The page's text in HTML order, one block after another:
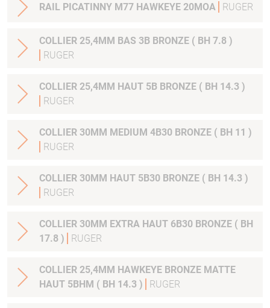
RAIL PICATINNY M77 HAWKEYE 20MOA RUGER
COLLIER 25,4MM BAS 3B BRONZE ( BH 7.8 )
RUGER
COLLIER 25,4MM HAUT 5B BRONZE ( BH 14.3 )
RUGER
COLLIER 30MM MEDIUM 4B30 BRONZE ( BH 11 )
RUGER
COLLIER 30MM HAUT 5B30 BRONZE ( BH 14.3 )
RUGER
COLLIER 30MM EXTRA HAUT 6B30 BRONZE ( BH
17.8 )
RUGER
COLLIER 25,4MM HAWKEYE BRONZE MATTE
HAUT 5BHM ( BH 14.3 )
RUGER